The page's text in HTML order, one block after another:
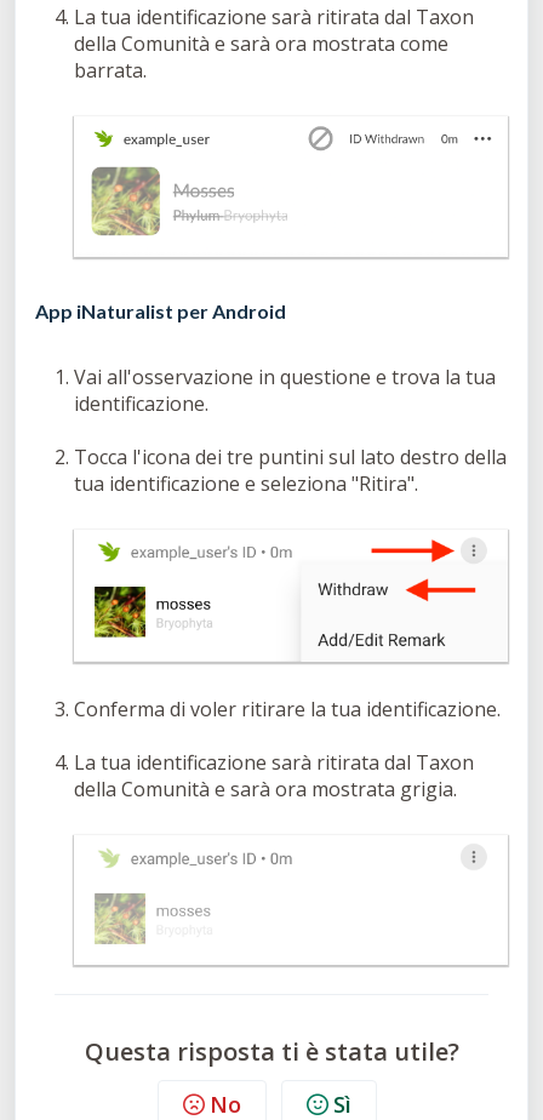
La tua identificazione sarà ritirata dal Taxon
della Comunità e sarà ora mostrata come
barrata.
App iNaturalist per Android
Vai all'osservazione in questione e trova la tua
identificazione.
Tocca l'icona dei tre puntini sul lato destro della
tua identificazione e seleziona "Ritira".
Conferma di voler ritirare la tua identificazione.
La tua identificazione sarà ritirata dal Taxon
della Comunità e sarà ora mostrata grigia.
Questa risposta ti è stata utile?
No Sì